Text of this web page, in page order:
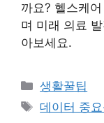
까요? 헬스케
며 미래 의료
아보세요.
카
테
생활꿀팁
태
데이터 중요